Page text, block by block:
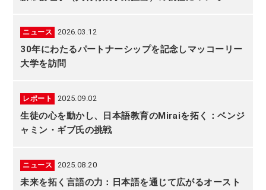
ニュース 2026.03.12
30年にわたるパートナーシップを記念しマッコーリー
大学を訪問
レポート 2025.09.02
生徒の心を動かし、日本語教育のMiraiを拓く：ベンジ
ャミン・ギブ氏の挑戦
ニュース 2025.08.20
未来を拓く言語の力：日本語を通じて広がるオースト